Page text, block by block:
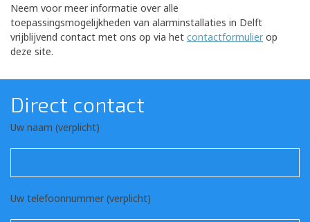
Neem voor meer informatie over alle
toepassingsmogelijkheden van alarminstallaties in Delft
vrijblijvend contact met ons op via het contactformulier op
deze site.
Direct contact
Uw naam (verplicht)
Uw telefoonnummer (verplicht)